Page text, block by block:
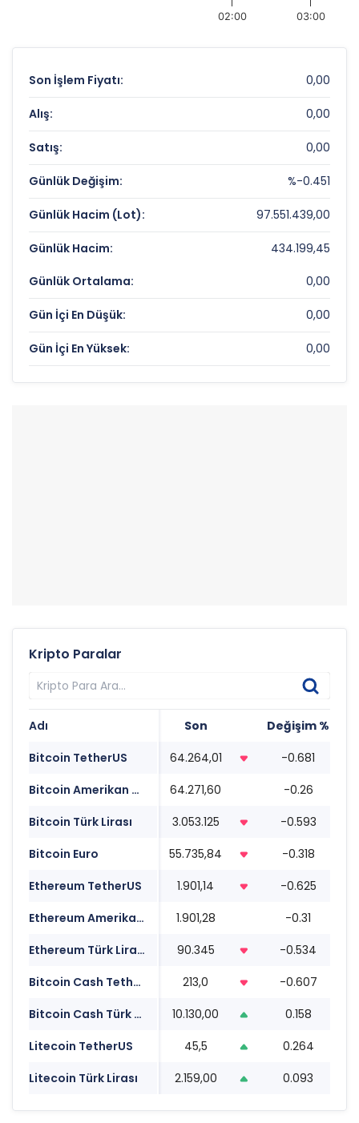
02:00 03:00
Son İşlem Fiyatı: 0,00
Alış: 0,00
Satış: 0,00
Günlük Değişim: %-0.451
Günlük Hacim (Lot): 97.551.439,00
Günlük Hacim: 434.199,45
Günlük Ortalama: 0,00
Gün İçi En Düşük: 0,00
Gün İçi En Yüksek: 0,00
Kripto Paralar
Adı Son Değişim %
Bitcoin TetherUS
64.264,01 -0.681
Bitcoin Amerikan Doları
64.271,60 -0.26
Bitcoin Türk Lirası
3.053.125 -0.593
Bitcoin Euro
55.735,84 -0.318
Ethereum TetherUS
1.901,14 -0.625
Ethereum Amerikan Doları
1.901,28 -0.31
Ethereum Türk Lirası
90.345 -0.534
Bitcoin Cash TetherUS
213,0 -0.607
Bitcoin Cash Türk Lirası
10.130,00 0.158
Litecoin TetherUS
45,5 0.264
Litecoin Türk Lirası
2.159,00 0.093